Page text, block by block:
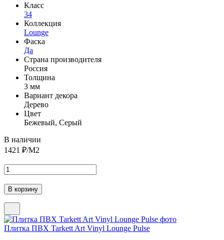
Класс
34
Коллекция
Lounge
Фаска
Да
Страна производителя
Россия
Толщина
3 мм
Вариант декора
Дерево
Цвет
Бежевый, Серый
В наличии
1421 ₽/М2
Плитка ПВХ Tarkett Art Vinyl Lounge Pulse